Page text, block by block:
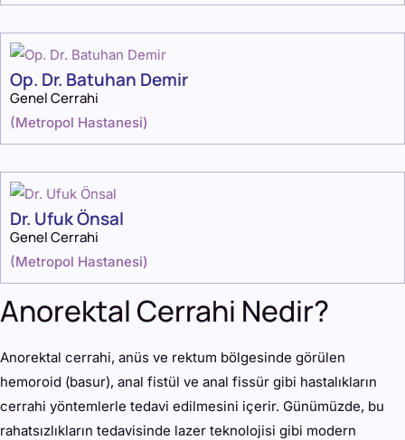
Op. Dr. Batuhan Demir
Genel Cerrahi
(Metropol Hastanesi)
Dr. Ufuk Önsal
Genel Cerrahi
(Metropol Hastanesi)
Anorektal Cerrahi Nedir?
Anorektal cerrahi, anüs ve rektum bölgesinde görülen
hemoroid (basur), anal fistül ve anal fissür gibi hastalıkların
cerrahi yöntemlerle tedavi edilmesini içerir. Günümüzde, bu
rahatsızlıkların tedavisinde lazer teknolojisi gibi modern